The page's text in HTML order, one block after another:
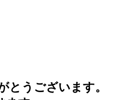
とうございます。